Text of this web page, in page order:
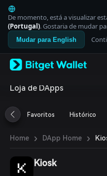
English
日本語
Tiếng Việt
Русский
Español (Latinoamérica)
Italiano
Deutsch
繁體中文
Português (Portugal)
ภาษาไทย
العربية
हिन्दी
De momento, está a visualizar
(Portugal). Gostaria de mudar
Mudar para English
Loja de DApps
Favoritos Histórico
Home › DApp Home ›
Kiosk